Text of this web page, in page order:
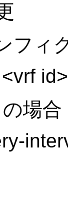
フィ
場合